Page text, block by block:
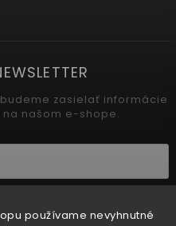
používame nevyhnutné
zasielať informácie
našom e-shope.
osobných údajov